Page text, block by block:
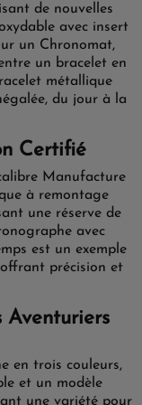
de nouvelles
avec insert
un Chronomat,
un bracelet en
métallique
du jour à la
Certifié
Manufacture
à remontage
une réserve de
avec
est un exemple
précision et
Aventuriers
en trois couleurs,
et un modèle
une variété pour